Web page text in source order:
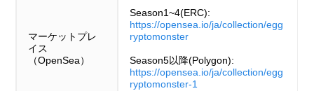
マーケットプレ
イス
（OpenSea）
Season1~4(ERC):
https://opensea.io/ja/collection/egg
ryptomonster
Season5以降(Polygon):
https://opensea.io/ja/collection/egg
ryptomonster-1